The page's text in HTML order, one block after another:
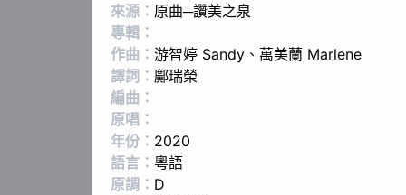
來源： 原曲─讚美之泉
專輯：
作曲： 游智婷 Sandy 、 萬美蘭 Marlene
譯詞： 鄺瑞榮
編曲：
原唱：
年份： 2020
語言： 粵語
原調： D